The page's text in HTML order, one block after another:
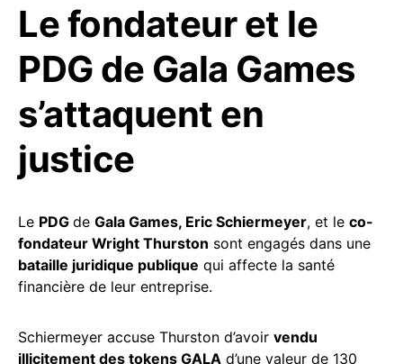
Le fondateur et le
PDG de Gala Games
s’attaquent en
justice
Le PDG de Gala Games, Eric Schiermeyer, et le co-
fondateur Wright Thurston sont engagés dans une
bataille juridique publique qui affecte la santé
financière de leur entreprise.
Schiermeyer accuse Thurston d’avoir vendu
illicitement des tokens GALA d’une valeur de 130